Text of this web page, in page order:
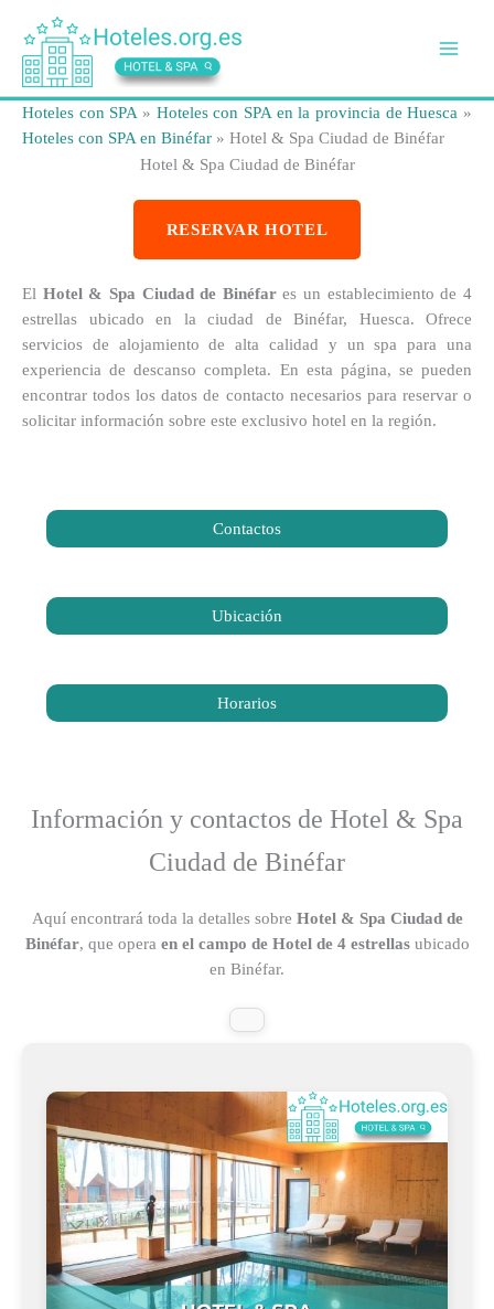
contenido
Hoteles con SPA » Hoteles con SPA en la provincia de Huesca »
Hoteles con SPA en Binéfar » Hotel & Spa Ciudad de Binéfar
Hotel & Spa Ciudad de Binéfar
RESERVAR HOTEL
El Hotel & Spa Ciudad de Binéfares un establecimiento de 4
estrellas ubicado en la ciudad de Binéfar, Huesca. Ofrece
servicios de alojamiento de alta calidad y un spa para una
experiencia de descanso completa. En esta página, se pueden
encontrar todos los datos de contacto necesarios para reservar o
solicitar información sobre este exclusivo hotel en la región.
Contactos
Ubicación
Horarios
Información y contactos de Hotel & Spa
Ciudad de Binéfar
Aquí encontrará toda la detalles sobre Hotel & Spa Ciudad de
Binéfar, que opera en el campo de Hotel de 4 estrellasubicado
en Binéfar.